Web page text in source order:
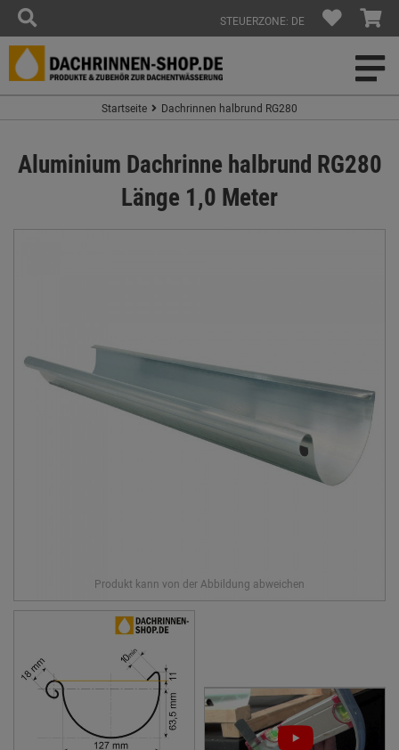
STEUERZONE: DE
Startseite Dachrinnen halbrund RG280
Aluminium Dachrinne halbrund RG280
Länge 1,0 Meter